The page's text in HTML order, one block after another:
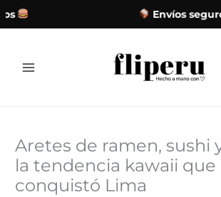
Envíos
contenido
Aretes de ramen, sushi
la tendencia kawaii que
conquistó Lima